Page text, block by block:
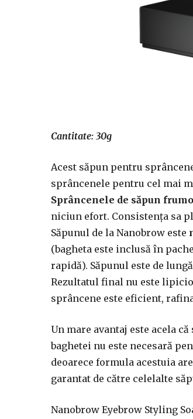
Cantitate: 30g
Acest săpun pentru
sprâncenele pentru cel mai
Sprâncenele de săpun
niciun efort. Consistența sa
Săpunul de la Nanobrow este
(bagheta este inclusă în
rapidă). Săpunul este de
Rezultatul final nu este
sprâncene este eficient,
Un mare avantaj este acela
baghetei nu este necesară
deoarece formula acestuia
garantat de către celelalte
Nanobrow Eyebrow Styling